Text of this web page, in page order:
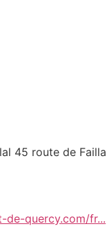
45 route de
quercy.com/fr...